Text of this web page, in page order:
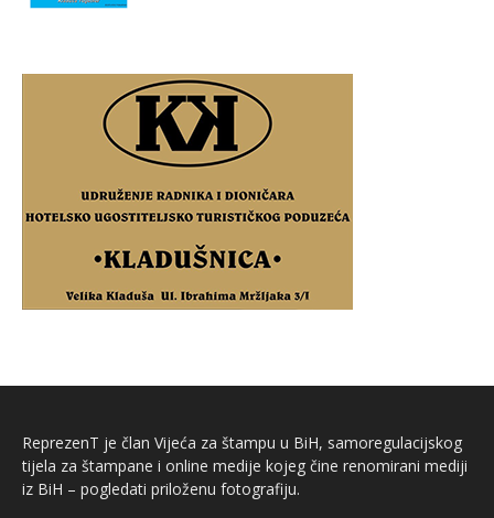
ReprezenT je član Vijeća za štampu u BiH, samoregulacijskog
tijela za štampane i online medije kojeg čine renomirani mediji
iz BiH – pogledati priloženu fotografiju.